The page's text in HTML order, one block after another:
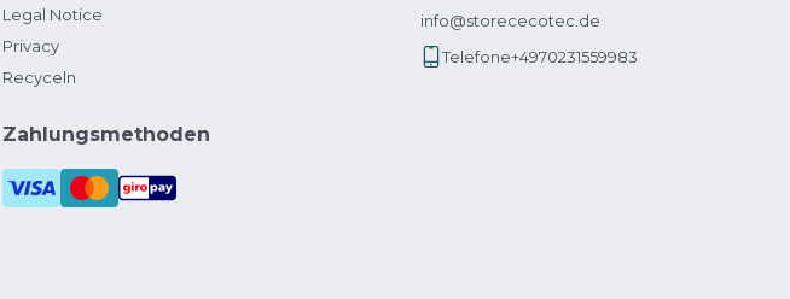
Legal Notice
Privacy
Recyceln
Zahlungsmethoden
info@storececotec.de
Telefone+4970231559983